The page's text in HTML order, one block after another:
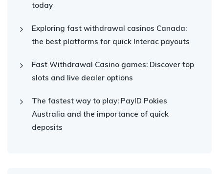
today
Exploring fast withdrawal casinos Canada:
the best platforms for quick Interac payouts
Fast Withdrawal Casino games: Discover top
slots and live dealer options
The fastest way to play: PayID Pokies
Australia and the importance of quick
deposits